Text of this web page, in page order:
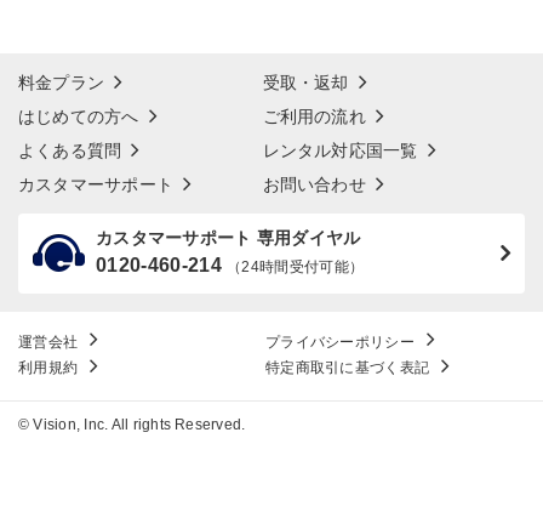
料金プラン
受取・返却
はじめての方へ
ご利用の流れ
よくある質問
レンタル対応国一覧
カスタマーサポート
お問い合わせ
カスタマーサポート 専用ダイヤル
0120-460-214 （24時間受付可能）
運営会社
プライバシーポリシー
利用規約
特定商取引に基づく表記
© Vision, Inc. All rights Reserved.